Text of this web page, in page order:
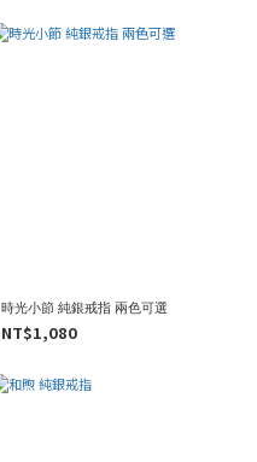
時光小節 純銀戒指 兩色可選
NT$1,080